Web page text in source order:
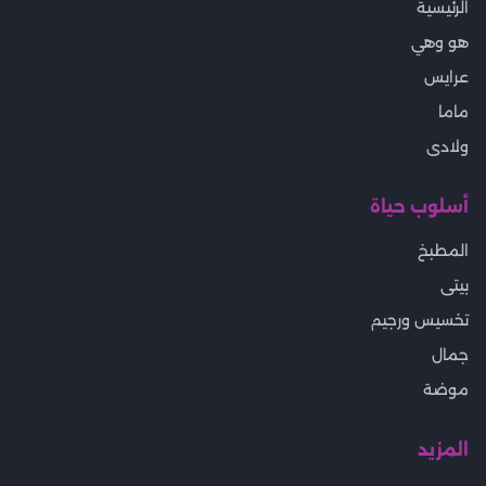
الرئيسية
هو وهي
عرايس
ماما
ولادى
أسلوب حياة
المطبخ
بيتى
تخسيس ورجيم
جمال
موضة
المزيد